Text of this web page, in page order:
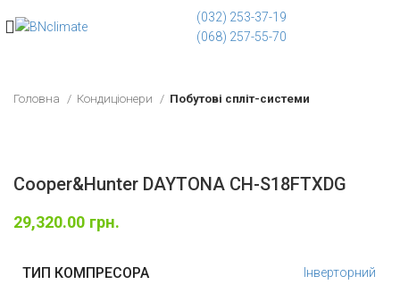
(032) 253-37-19
(068) 257-55-70
Головна Кондиціонери Побутові спліт-системи
Cooper&Hunter DAYTONA CH-S18FTXDG
29,320.00 грн.
ТИП КОМПРЕСОРА Інверторний